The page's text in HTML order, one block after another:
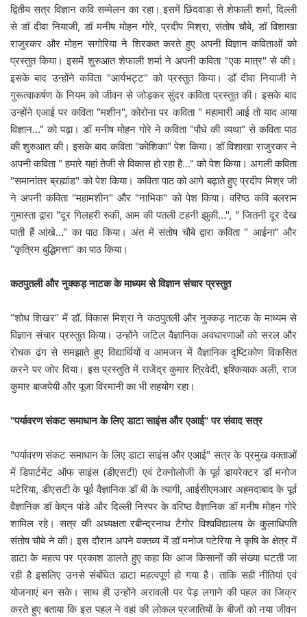
द्वितीय सत्र विज्ञान कवि सम्मेलन का रहा। इसमें छिंदवाड़ा से शेफाली शर्मा, दिल्ली
से डॉ दीवा नियाजी, डॉ मनीष मोहन गोरे, प्रदीप मिश्रा, संतोष चौबे, डॉ विशाखा
राजुरकर और मोहन सगोरिया ने शिरकत करते हुए अपनी विज्ञान कविताओं को
प्रस्तुत किया। इसमें शुरुआत शेफाली शर्मा ने अपनी कविता "एक मात्र" से की।
इसके बाद उन्होंने कविता "आर्यभट्ट" को प्रस्तुत किया। डॉ दीवा नियाजी ने
गुरूत्वाकर्षण के नियम को जीवन से जोड़कर सुंदर कविता प्रस्तुत की। इसके बाद
उन्होंने एआई पर कविता "मशीन", कोरोना पर कविता " महामारी आई तो याद आया
विज्ञान…" को पढ़ा। डॉ मनीष मोहन गोरे ने कविता "पौधे की व्यथा" से कविता पाठ
की शुरुआत की। इसके बाद कविता "कोशिका" पेश किया। डॉ विशाखा राजुरकर ने
अपनी कविता " हमारे यहां तेजी से विकास हो रहा है…" को पेश किया। अगली कविता
"समानांतर ब्रह्मांड" को पेश किया। कविता पाठ को आगे बढ़ाते हुए प्रदीप मिश्र जी
ने अपनी कविता "महामशीन" और "नाभिक" को पेश किया। वरिष्ठ कवि बलराम
गुमास्ता द्वारा "दूर गिलहरी रुकी, आम की पतली टहनी झुकी…", " जितनी दूर देख
पाती हैं आंखे…" का पाठ किया। अंत में संतोष चौबे द्वारा कविता " आईना" और
"कृत्रिम बुद्धिमत्ता" का पाठ किया।
कठपुतली और नुक्कड़ नाटक के माध्यम से विज्ञान संचार प्रस्तुत
“शोध शिखर” में डॉ. विकास मिश्रा ने कठपुतली और नुक्कड़ नाटक के माध्यम से
विज्ञान संचार प्रस्तुत किया। उन्होंने जटिल वैज्ञानिक अवधारणाओं को सरल और
रोचक ढंग से समझाते हुए विद्यार्थियों व आमजन में वैज्ञानिक दृष्टिकोण विकसित
करने पर जोर दिया। इस प्रस्तुति में राजेंद्र कुमार त्रिवेदी, इश्कियाक अली, राज
कुमार बाजपेयी और पूजा विरमानी का भी सहयोग रहा।
"पर्यावरण संकट समाधान के लिए डाटा साइंस और एआई" पर संवाद सत्र
"पर्यावरण संकट समाधान के लिए डाटा साइंस और एआई" सत्र के प्रमुख वक्ताओं
में डिपार्टमेंट ऑफ साइंस (डीएसटी) एवं टेक्नोलोजी के पूर्व डायरेक्टर डॉ मनोज
पटेरिया, डीएसटी के पूर्व वैज्ञानिक डॉ बी के त्यागी, आईसीएमआर अहमदाबाद के पूर्व
वैज्ञानिक डॉ केएन पांडे और दिल्ली निस्पर के वरिष्ठ वैज्ञानिक डॉ मनीष मोहन गोरे
शामिल रहे। सत्र की अध्यक्षता रबीन्द्रनाथ टैगोर विश्वविद्यालय के कुलाधिपति
संतोष चौबे ने की। इस दौरान अपने वक्तव्य में डॉ मनोज पटेरिया ने कृषि के क्षेत्र में
डाटा के महत्व पर प्रकाश डालते हुए कहा कि आज किसानों की संख्या घटती जा
रही है इसलिए उनसे संबंधित डाटा महत्वपूर्ण हो गया है। ताकि सही नीतियां एवं
योजनाएं बन सके। साथ ही उन्होंने अरावली पर पेड़ लगाने की पहल का जिक्र
करते हुए बताया कि इस पहल ने वहां की लोकल प्रजातियों के बीजों को नया जीवन